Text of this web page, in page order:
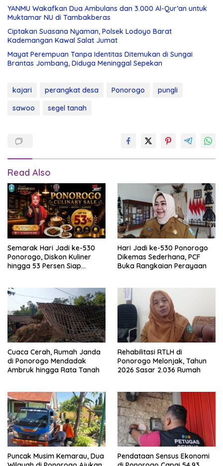
YANMU Wakafkan Dua Ambulans dan 3.000 Al-Qur’an untuk
Muktamar NU di Tambakberas
Ciptakan Suasana Nyaman, Polsek Lodoyo Barat
Kademangan Kawal Salat Jumat
Mayat Perempuan Tanpa Identitas Ditemukan di Sungai
Brantas Jombang, Diduga Meninggal Sepekan
kajari perangkat desa Ponorogo
pungli
sawoo
segel tanah
Read Also
Semarak Hari Jadi ke-530
Ponorogo, Diskon Kuliner
hingga 53 Persen Siap
Hari Jadi ke-530 Ponorogo
Dikemas Sederhana, PCF
Buka Rangkaian Perayaan
Cuaca Cerah, Rumah Janda
di Ponorogo Mendadak
Ambruk hingga Rata Tanah
Rehabilitasi RTLH di
Ponorogo Melonjak, Tahun
2026 Sasar 2.036 Rumah
Puncak Musim Kemarau, Dua
Pendataan Sensus Ekonomi